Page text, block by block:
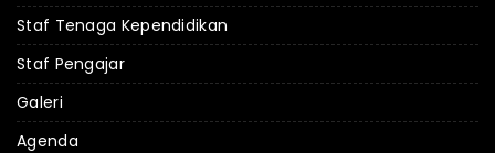
Staf Tenaga Kependidikan
Staf Pengajar
Galeri
Agenda